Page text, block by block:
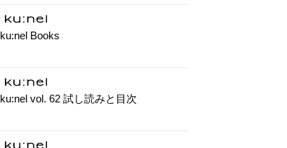
ku:nel Books
ku:nel vol. 62 試し読みと目次